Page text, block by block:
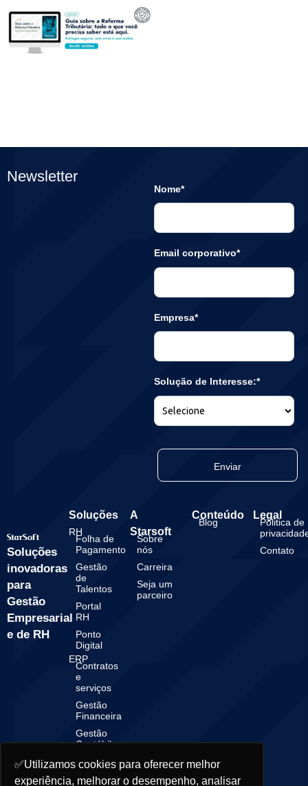
✅Utilizamos cookies para oferecer melhor
experiência, melhorar o desempenho, analisar
Newsletter
Nome*
Email corporativo*
Empresa*
Solução de Interesse:*
Enviar
Soluções
inovadoras
para
Gestão
Empresarial
e de RH
Soluções
RH
Folha de
Pagamento
Gestão
de
Talentos
Portal
RH
Ponto
Digital
ERP
Contratos
e
serviços
Gestão
Financeira
Gestão
Contábil
A
Starsoft
Sobre
nós
Carreira
Seja um
parceiro
Conteúdo
Blog
Legal
Politica de
Contato